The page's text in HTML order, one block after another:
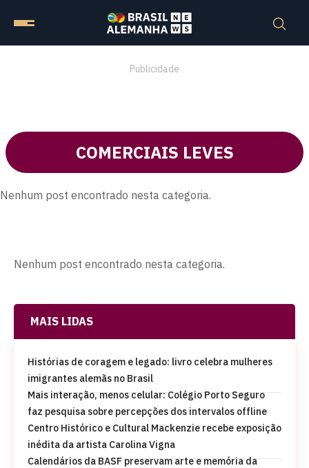
Publicidade
COMERCIAIS LEVES
Nenhum post encontrado nesta categoria.
Nenhum post encontrado nesta categoria.
MAIS LIDAS
Histórias de coragem e legado: livro celebra mulheres
imigrantes alemãs no Brasil
Mais interação, menos celular: Colégio Porto Seguro
faz pesquisa sobre percepções dos intervalos offline
Centro Histórico e Cultural Mackenzie recebe exposição
inédita da artista Carolina Vigna
Calendários da BASF preservam arte e memória da